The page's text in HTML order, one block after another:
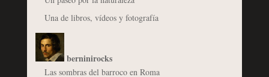
Una de libros, vídeos y fotografía
berninirocks
Las sombras del barroco en Roma